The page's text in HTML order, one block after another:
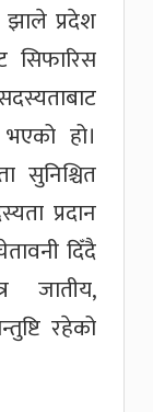
झाले प्रदेश
सिफारिस
हो।
सुनिश्चित
प्रदान
दिँदै
जातीय,
रहेको